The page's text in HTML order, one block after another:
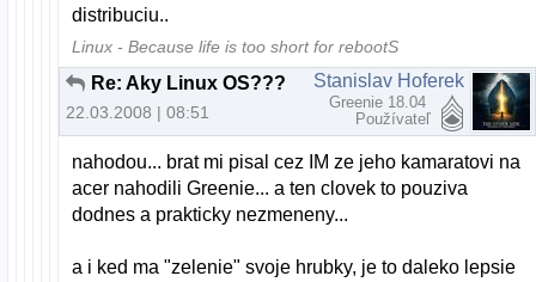
distribuciu..
Linux - Because life is too short for rebootS
Re: Aky Linux OS???
22.03.2008 | 08:51
Stanislav Hoferek
Greenie 18.04
Používateľ
nahodou... brat mi pisal cez IM ze jeho kamaratovi na
acer nahodili Greenie... a ten clovek to pouziva
dodnes a prakticky nezmeneny...
a i ked ma "zelenie" svoje hrubky, je to daleko lepsie